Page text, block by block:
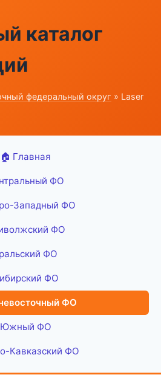
каталог
федеральный округ » Laser
🏠 Главная
ФО
Западный ФО
ФО
ФО
ФО
ФО
Южный ФО
Кавказский ФО